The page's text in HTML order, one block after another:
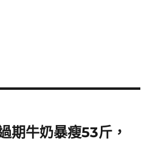
期牛奶暴瘦53斤，